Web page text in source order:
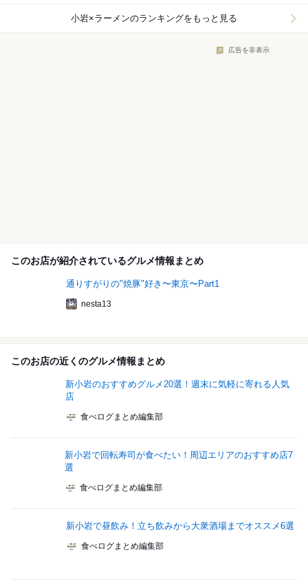
小岩×ラーメンのランキングをもっと見る
広告を非表示
このお店が紹介されているグルメ情報まとめ
通りすがりの"焼豚"好き〜東京〜Part1
nesta13
このお店の近くのグルメ情報まとめ
新小岩のおすすめグルメ20選！週末に気軽に寄れる人気
店
食べログまとめ編集部
新小岩で回転寿司が食べたい！周辺エリアのおすすめ店7
選
食べログまとめ編集部
新小岩で昼飲み！立ち飲みから大衆酒場までオススメ6選
食べログまとめ編集部